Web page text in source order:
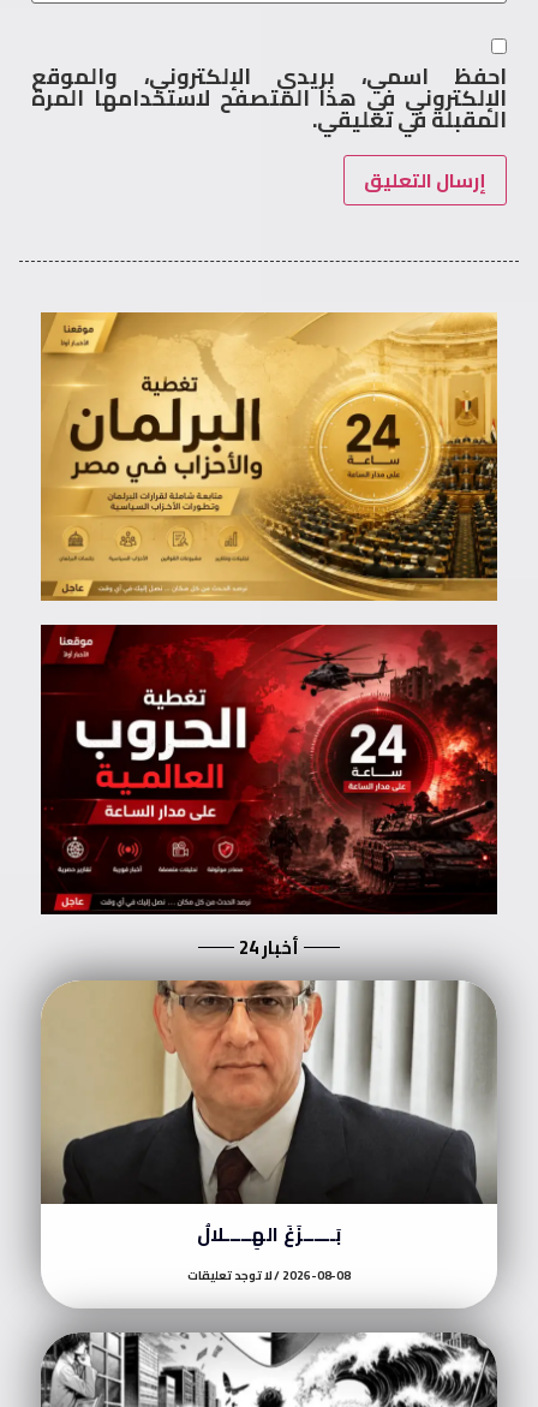
احفظ اسمي، بريدي الإلكتروني، والموقع
الإلكتروني في هذا المتصفح لاستخدامها المرة
المقبلة في تعليقي.
أخبار 24
بَــــــزَغَ الهِـــــلالُ
2026-08-08 لا توجد تعليقات